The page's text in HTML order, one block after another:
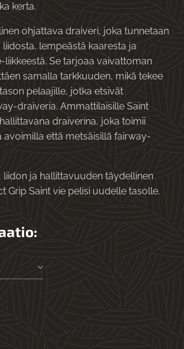
kerta.
ohjattava draiveri, joka tunnetaan
lempeästä kaaresta ja
Se tarjoaa vaivattoman
samalla tarkkuuden, mikä tekee
pelaajille, jotka etsivät
draiveria. Ammattilaisille Saint
draiverina, joka toimii
avoimilla että metsäisillä fairway-
ja hallittavuuden täydellinen
Grip Saint vie pelisi uudelle tasolle.